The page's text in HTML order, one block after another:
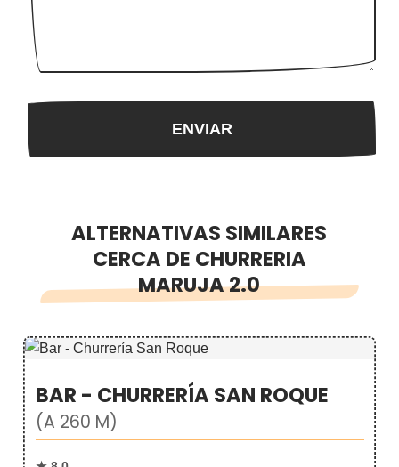
ALTERNATIVAS SIMILARES
CERCA DE CHURRERIA
MARUJA 2.0
BAR - CHURRERÍA SAN ROQUE
(A 260 M)